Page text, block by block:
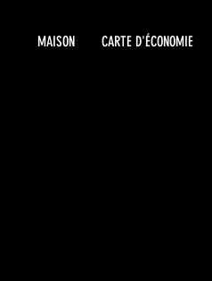
MAISON CARTE D'ÉCONOMIE